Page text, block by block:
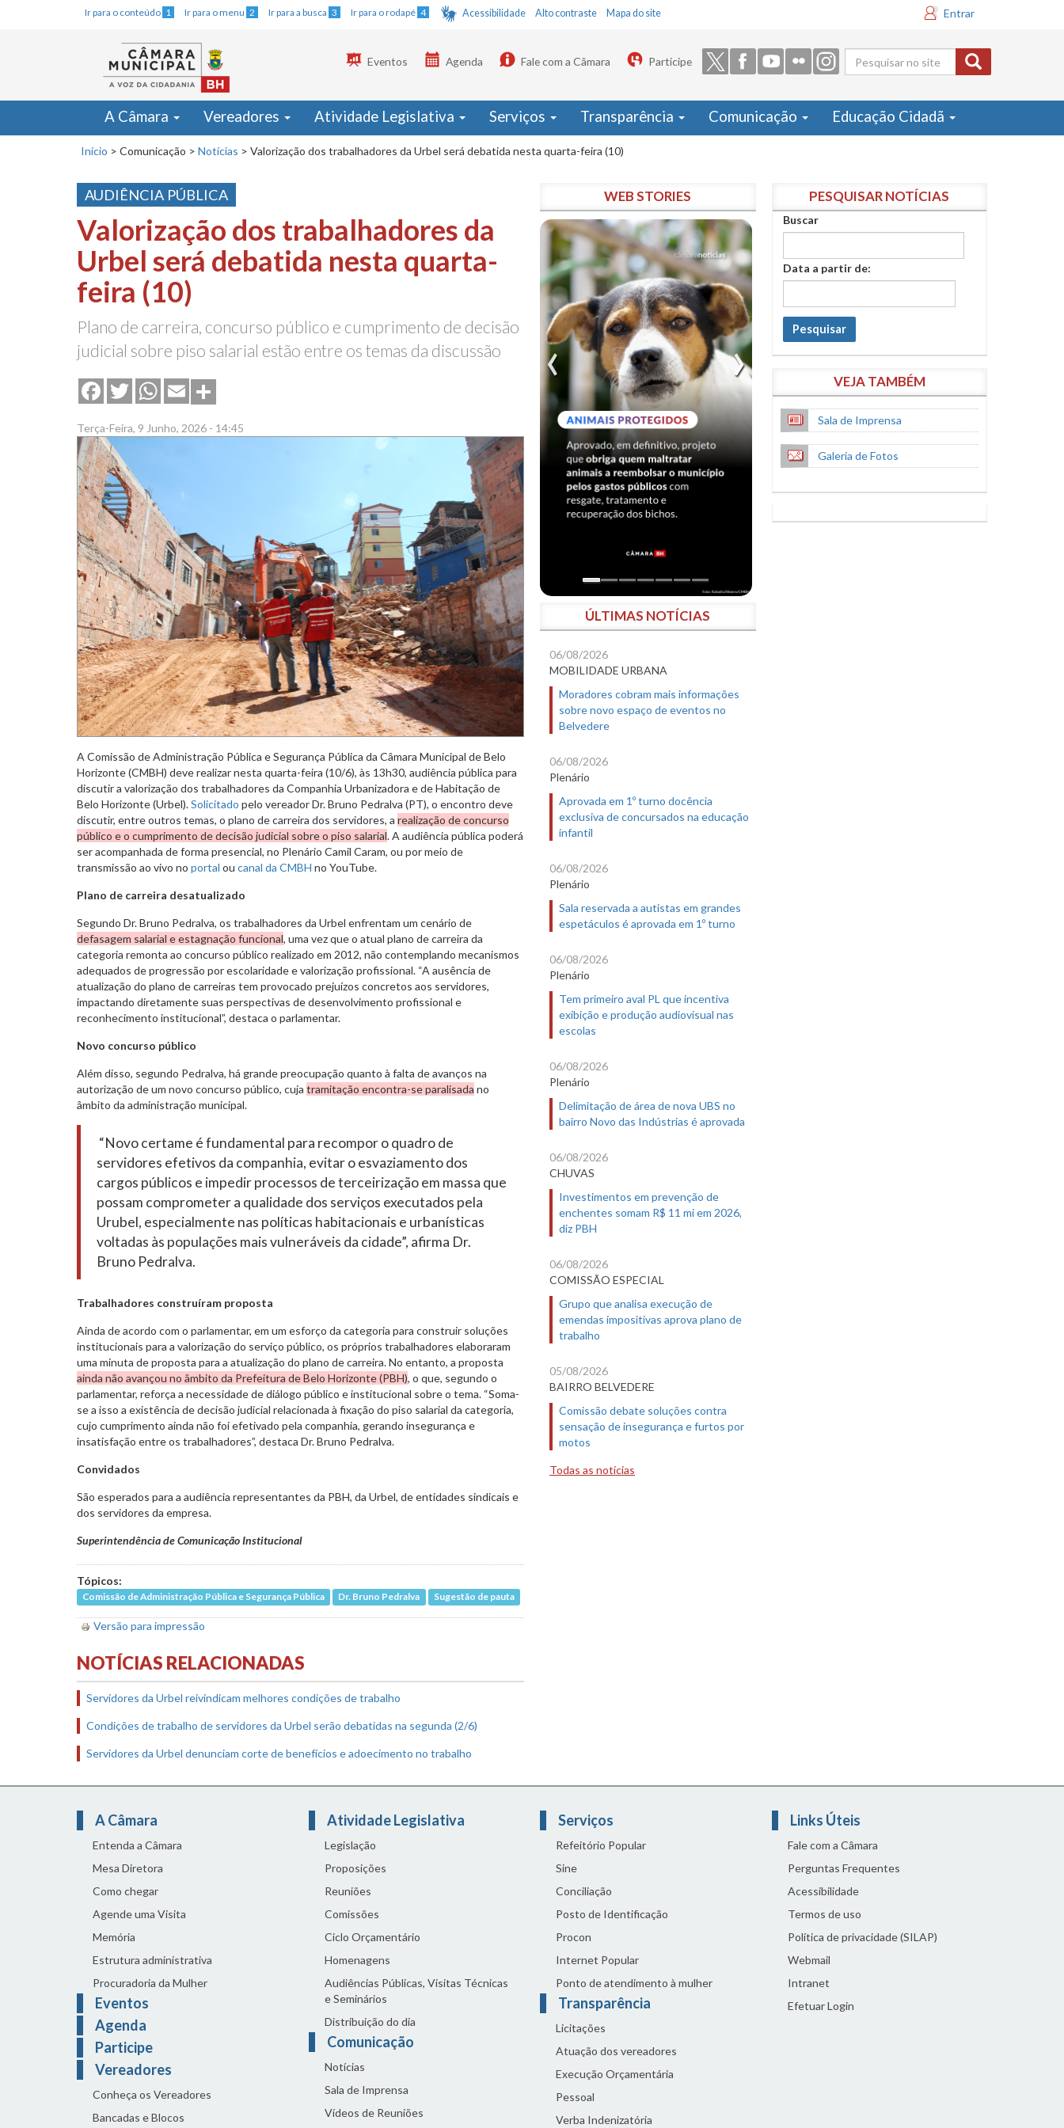
Ir para o conteúdo 1 Ir para o menu 2 Ir para a busca 3 Ir para o rodapé 4 Acessibilidade Alto contraste Mapa do site Entrar
Formulário
de busca
Eventos Agenda Fale com a Câmara Participe
A Câmara Vereadores Atividade Legislativa Serviços Transparência Comunicação Educação Cidadã
Início > Comunicação > Notícias > Valorização dos trabalhadores da Urbel será debatida nesta quarta-feira (10)
AUDIÊNCIA PÚBLICA
Valorização dos trabalhadores da
Urbel será debatida nesta quarta-
feira (10)
Plano de carreira, concurso público e cumprimento de decisão
judicial sobre piso salarial estão entre os temas da discussão
FacebookTwitterWhatsApp
Email
Terça-Feira, 9 Junho, 2026 - 14:45
A Comissão de Administração Pública e Segurança Pública da Câmara Municipal de Belo
Horizonte (CMBH) deve realizar nesta quarta-feira (10/6), às 13h30, audiência pública para
discutir a valorização dos trabalhadores da Companhia Urbanizadora e de Habitação de
Belo Horizonte (Urbel).Solicitado pelo vereador Dr. Bruno Pedralva (PT), o encontro deve
discutir, entre outros temas, o plano de carreira dos servidores, a realização de concurso
público e o cumprimento de decisão judicial sobre o piso salarial. A audiência pública poderá
ser acompanhada de forma presencial, no Plenário Camil Caram, ou por meio de
transmissão ao vivo no portal ou canal da CMBH no YouTube.
Plano de carreira desatualizado
Segundo Dr. Bruno Pedralva, os trabalhadores da Urbel enfrentam um cenário de
defasagem salarial e estagnação funcional, uma vez que o atual plano de carreira da
categoria remonta ao concurso público realizado em 2012, não contemplando mecanismos
adequados de progressão por escolaridade e valorização profissional. “A ausência de
atualização do plano de carreiras tem provocado prejuízos concretos aos servidores,
impactando diretamente suas perspectivas de desenvolvimento profissional e
reconhecimento institucional”, destaca o parlamentar.
Novo concurso público
Além disso, segundo Pedralva, há grande preocupação quanto à falta de avanços na
autorização de um novo concurso público, cuja tramitação encontra-se paralisada no
âmbito da administração municipal.
“Novo certame é fundamental para recompor o quadro de
servidores efetivos da companhia, evitar o esvaziamento dos
cargos públicos e impedir processos de terceirização em massa que
possam comprometer a qualidade dos serviços executados pela
Urubel, especialmente nas políticas habitacionais e urbanísticas
voltadas às populações mais vulneráveis da cidade”, afirma Dr.
Bruno Pedralva.
Trabalhadores construíram proposta
Ainda de acordo com o parlamentar, em um esforço da categoria para construir soluções
institucionais para a valorização do serviço público, os próprios trabalhadores elaboraram
uma minuta de proposta para a atualização do plano de carreira. No entanto, a proposta
ainda não avançou no âmbito da Prefeitura de Belo Horizonte (PBH), o que, segundo o
parlamentar, reforça a necessidade de diálogo público e institucional sobre o tema. “Soma-
se a isso a existência de decisão judicial relacionada à fixação do piso salarial da categoria,
cujo cumprimento ainda não foi efetivado pela companhia, gerando insegurança e
insatisfação entre os trabalhadores”, destaca Dr. Bruno Pedralva.
Convidados
São esperados para a audiência representantes da PBH, da Urbel, de entidades sindicais e
dos servidores da empresa.
Superintendência de Comunicação Institucional
Tópicos:
Comissão de Administração Pública e Segurança Pública Dr. Bruno Pedralva Sugestão de pauta
Versão para impressão
NOTÍCIAS RELACIONADAS
Servidores da Urbel reivindicam melhores condições de trabalho
Condições de trabalho de servidores da Urbel serão debatidas na segunda (2/6)
Servidores da Urbel denunciam corte de benefícios e adoecimento no trabalho
WEB STORIES
ÚLTIMAS NOTÍCIAS
06/08/2026
MOBILIDADE URBANA
Moradores cobram mais informações
sobre novo espaço de eventos no
Belvedere
06/08/2026
Plenário
Aprovada em 1º turno docência
exclusiva de concursados na educação
infantil
06/08/2026
Plenário
Sala reservada a autistas em grandes
espetáculos é aprovada em 1º turno
06/08/2026
Plenário
Tem primeiro aval PL que incentiva
exibição e produção audiovisual nas
escolas
06/08/2026
Plenário
Delimitação de área de nova UBS no
bairro Novo das Indústrias é aprovada
06/08/2026
CHUVAS
Investimentos em prevenção de
enchentes somam R$ 11 mi em 2026,
diz PBH
06/08/2026
COMISSÃO ESPECIAL
Grupo que analisa execução de
emendas impositivas aprova plano de
trabalho
05/08/2026
BAIRRO BELVEDERE
Comissão debate soluções contra
sensação de insegurança e furtos por
motos
Todas as notícias
PESQUISAR NOTÍCIAS
Buscar
Data a partir de:
Pesquisar
VEJA TAMBÉM
Sala de Imprensa
Galeria de Fotos
A Câmara
Entenda a Câmara
Mesa Diretora
Como chegar
Agende uma Visita
Memória
Estrutura administrativa
Procuradoria da Mulher
Eventos
Agenda
Participe
Vereadores
Conheça os Vereadores
Bancadas e Blocos
Atividade Legislativa
Legislação
Proposições
Reuniões
Comissões
Ciclo Orçamentário
Homenagens
Audiências Públicas, Visitas Técnicas
e Seminários
Distribuição do dia
Comunicação
Notícias
Sala de Imprensa
Vídeos de Reuniões
Serviços
Refeitório Popular
Sine
Conciliação
Posto de Identificação
Procon
Internet Popular
Ponto de atendimento à mulher
Transparência
Licitações
Atuação dos vereadores
Execução Orçamentária
Pessoal
Verba Indenizatória
Links Úteis
Fale com a Câmara
Perguntas Frequentes
Acessibilidade
Termos de uso
Política de privacidade (SILAP)
Webmail
Intranet
Efetuar Login